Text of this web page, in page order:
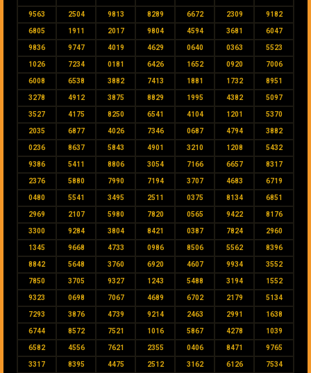
9563 2504 9813 8289 6672 2309 9182
6805 1911 2017 9804 4594 3681 6047
9836 9747 4019 4629 0640 0363 5523
1026 7234 0181 6426 1652 0920 7006
6008 6538 3882 7413 1881 1732 8951
3278 4912 3875 8829 1995 4382 5097
3527 4175 8250 6541 4104 1201 5370
2035 6877 4026 7346 0687 4794 3882
0236 8637 5843 4901 3210 1208 5432
9386 5411 8806 3054 7166 6657 8317
2376 5880 7990 7194 3707 4683 6719
0480 5541 3495 2511 0375 8134 6851
2969 2107 5980 7820 0565 9422 8176
3300 9284 3804 8421 0387 7824 2960
1345 9668 4733 0986 8506 5562 8396
8842 5648 3760 6920 4607 9934 3552
7850 3705 9327 1243 5488 3194 1552
9323 0698 7067 4689 6702 2179 5134
7293 3876 4739 9214 2463 2991 1638
6744 8572 7521 1016 5867 4278 1039
6582 4556 7621 2355 0406 8471 9765
3317 8395 4475 2512 3162 6126 7534